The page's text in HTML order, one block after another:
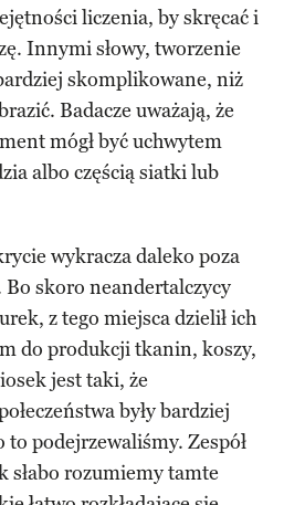
liczenia, by skręcać i
Innymi słowy, tworzenie
skomplikowane, niż
Badacze uważają, że
mógł być uchwytem
albo częścią siatki lub
wykracza daleko poza
skoro neandertalczycy
z tego miejsca dzielił ich
do produkcji tkanin, koszy,
jest taki, że
były bardziej
podejrzewaliśmy. Zespół
słabo rozumiemy tamte